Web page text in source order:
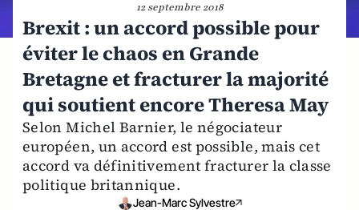
12 septembre 2018
Brexit : un accord possible pour
éviter le chaos en Grande
Bretagne et fracturer la majorité
qui soutient encore Theresa May
Selon Michel Barnier, le négociateur
européen, un accord est possible, mais cet
accord va définitivement fracturer la classe
politique britannique.
Jean-Marc Sylvestre